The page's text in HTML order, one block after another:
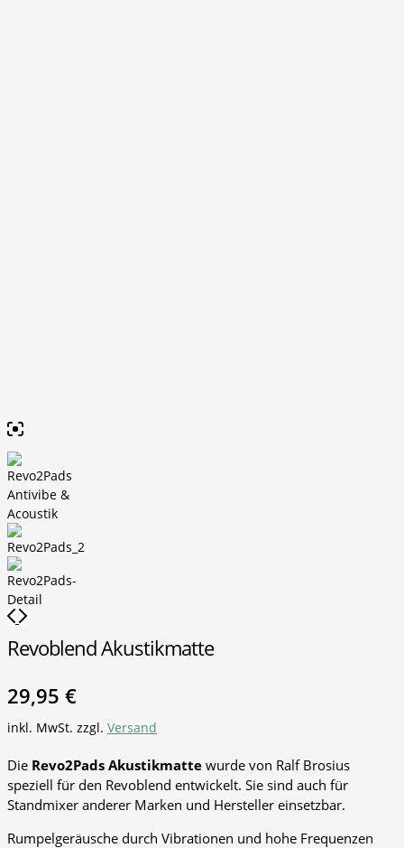
Revoblend Akustikmatte
29,95 €
inkl. MwSt. zzgl. Versand
Die Revo2Pads Akustikmatte wurde von Ralf Brosius
speziell für den Revoblend entwickelt. Sie sind auch für
Standmixer anderer Marken und Hersteller einsetzbar.
Rumpelgeräusche durch Vibrationen und hohe Frequenzen